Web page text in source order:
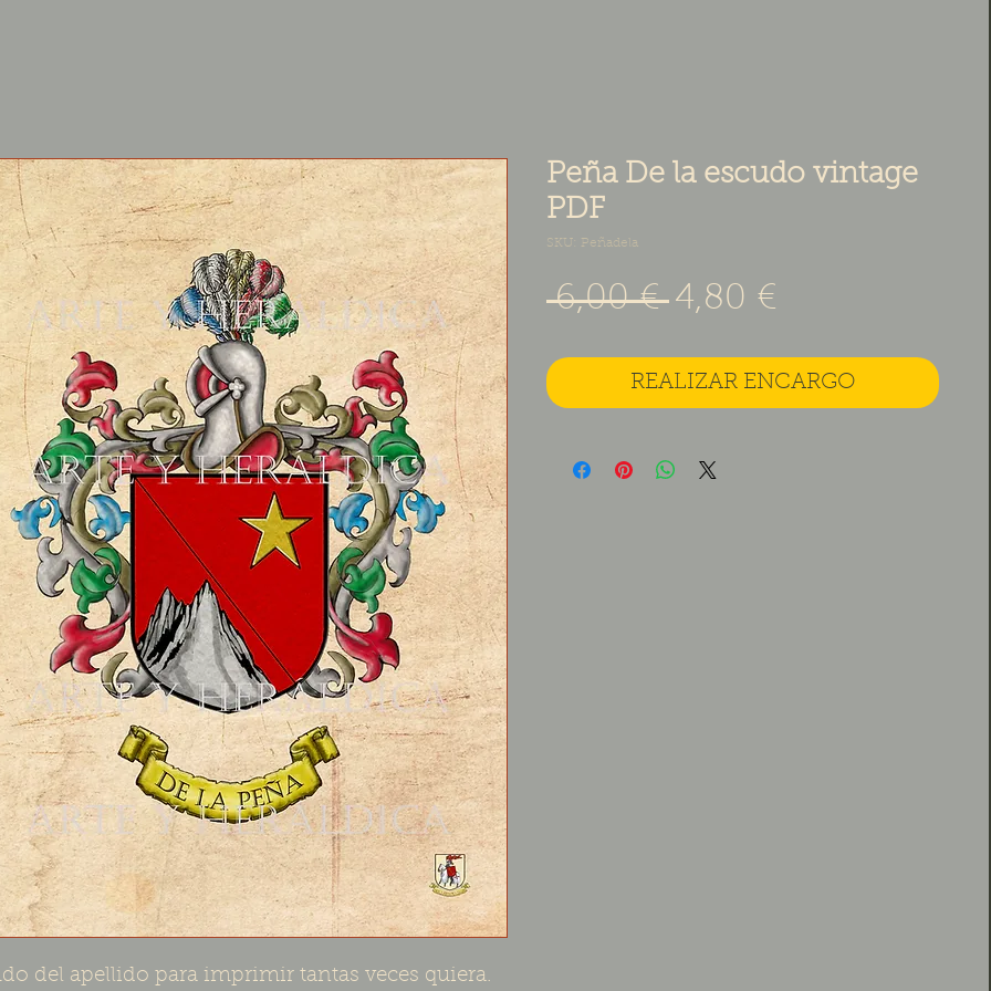
del apellido para imprimir tantas veces quiera.
Peña De la escudo vintage
PDF
SKU: Peñadela
6,00 € Precio
4,80 €
REALIZAR ENCARGO